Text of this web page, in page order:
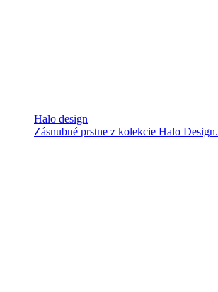
Halo design
Zásnubné prstne z kolekcie Halo Design.